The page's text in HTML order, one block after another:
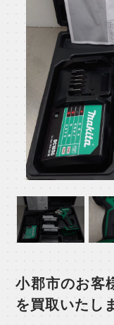
小郡市のお客
を買取いたし